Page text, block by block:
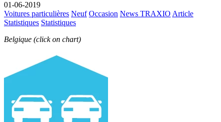
01-06-2019
Voitures particulières Neuf Occasion News TRAXIO Article
Statistiques Statistiques
Belgique (click on chart)